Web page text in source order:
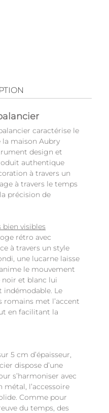
caractérise le
maison Aubry
design et
authentique
à travers un
à travers le temps
précision de
visibles
rétro avec
à travers un style
une lucarne laisse
le mouvement
noir et blanc lui
indémodable. Le
romains met l’accent
en facilitant la
5 cm d’épaisseur,
dispose d’une
s’harmoniser avec
l’accessoire
Comme pour
du temps, des